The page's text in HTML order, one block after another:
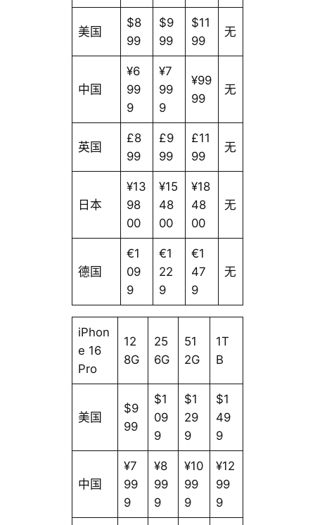
美国
$8
99
$9
99
$11
99
无
中国
¥6
99
9
¥7
99
9
¥99
99
无
英国
£8
99
£9
99
£11
99
无
日本
¥13
98
00
¥15
48
00
¥18
48
00
无
德国
€1
09
9
€1
22
9
€1
47
9
无
iPhon
e 16
Pro
12
8G
25
6G
51
2G
1T
B
美国
$9
99
$1
09
9
$1
29
9
$1
49
9
中国
¥7
99
9
¥8
99
9
¥10
99
9
¥12
99
9